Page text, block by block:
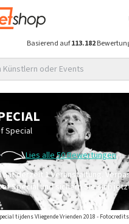
Basierend auf113.182
Künstlern oder Events
Special
Lies alle 50 Bewertungen
hat derzeit 1 Veranstaltung.
Special und sichern Sie sich
tijdens Vliegende Vrienden 2018 -